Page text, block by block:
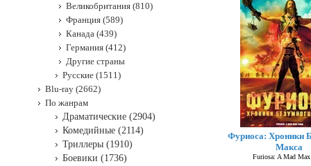
Фуриоса: Хроники
Макса
Furiosa: A Mad Max
Великобритания (810)
Франция (589)
Канада (439)
Германия (412)
Другие страны
Русские (1511)
Blu-ray (2662)
По жанрам
Драматические (2904)
Комедийные (2114)
Триллеры (1910)
Боевики (1736)